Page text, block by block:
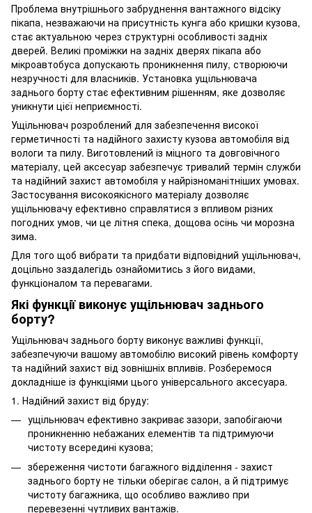
Проблема внутрішнього забруднення вантажного відсіку
пікапа, незважаючи на присутність кунга або кришки кузова,
стає актуальною через структурні особливості задніх
дверей. Великі проміжки на задніх дверях пікапа або
мікроавтобуса допускають проникнення пилу, створюючи
незручності для власників. Установка ущільнювача
заднього борту стає ефективним рішенням, яке дозволяє
уникнути цієї неприємності.
Ущільнювач розроблений для забезпечення високої
герметичності та надійного захисту кузова автомобіля від
вологи та пилу. Виготовлений із міцного та довговічного
матеріалу, цей аксесуар забезпечує тривалий термін служби
та надійний захист автомобіля у найрізноманітніших умовах.
Застосування високоякісного матеріалу дозволяє
ущільнювачу ефективно справлятися з впливом різних
погодних умов, чи це літня спека, дощова осінь чи морозна
зима.
Для того щоб вибрати та придбати відповідний ущільнювач,
доцільно заздалегідь ознайомитись з його видами,
функціоналом та перевагами.
Які функції виконує ущільнювач заднього
борту?
Ущільнювач заднього борту виконує важливі функції,
забезпечуючи вашому автомобілю високий рівень комфорту
та надійний захист від зовнішніх впливів. Розберемося
докладніше із функціями цього універсального аксесуара.
1. Надійний захист від бруду:
ущільнювач ефективно закриває зазори, запобігаючи
проникненню небажаних елементів та підтримуючи
чистоту всередині кузова;
збереження чистоти багажного відділення - захист
заднього борту не тільки оберігає салон, а й підтримує
чистоту багажника, що особливо важливо при
перевезенні чутливих вантажів.